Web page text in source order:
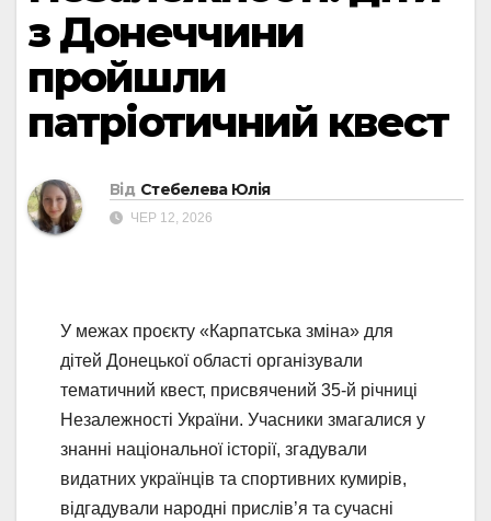
з Донеччини
пройшли
патріотичний квест
Від Стебелева Юлія
ЧЕР 12, 2026
У межах проєкту «Карпатська зміна» для
дітей Донецької області організували
тематичний квест, присвячений 35-й річниці
Незалежності України. Учасники змагалися у
знанні національної історії, згадували
видатних українців та спортивних кумирів,
відгадували народні прислів’я та сучасні